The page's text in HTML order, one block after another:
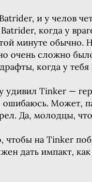
и у челов
когда у
минуте
очень сложно
когда у
удивил Tinker —
ошибаюсь. Может,
Да, молодцы,
чтобы на Tinker
дать импакт,